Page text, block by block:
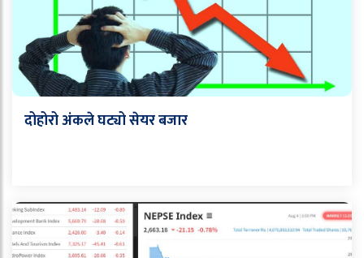
दोहोरो अंकले घट्यो सेयर बजार